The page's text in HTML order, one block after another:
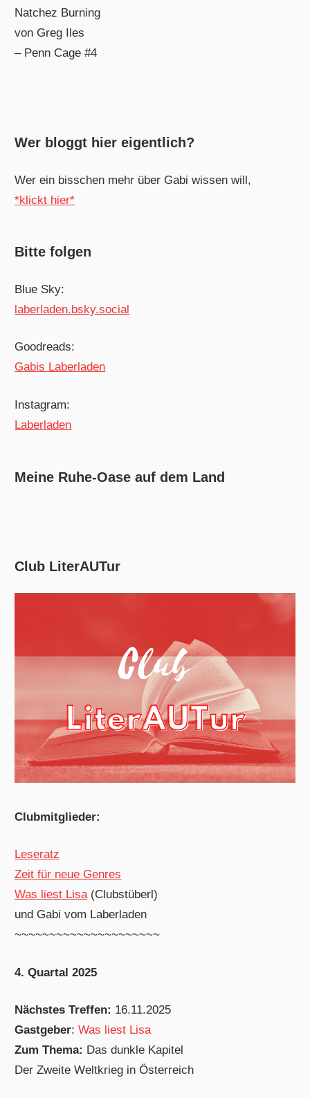
Natchez Burning
von Greg Iles
– Penn Cage #4
Wer bloggt hier eigentlich?
Wer ein bisschen mehr über Gabi wissen will,
*klickt hier*
Bitte folgen
Blue Sky:
laberladen.bsky.social
Goodreads:
Gabis Laberladen
Instagram:
Laberladen
Meine Ruhe-Oase auf dem Land
Club LiterAUTur
Clubmitglieder:
Leseratz
Zeit für neue Genres
Was liest Lisa(Clubstüberl)
und Gabi vom Laberladen
~~~~~~~~~~~~~~~~~~~~~
4. Quartal 2025
Nächstes Treffen: 16.11.2025
Gastgeber:Was liest Lisa
Zum Thema: Das dunkle Kapitel
Der Zweite Weltkrieg in Österreich